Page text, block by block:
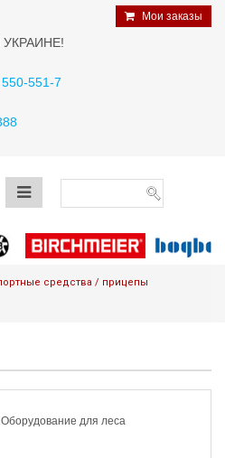
Мои заказы
551-7
средства / прицепы
для леса